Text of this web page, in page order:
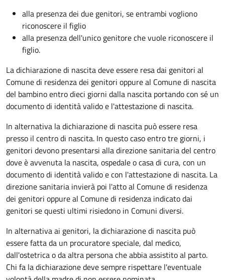
alla presenza dei due genitori, se entrambi vogliono
riconoscere il figlio
alla presenza dell'unico genitore che vuole riconoscere il
figlio.
La dichiarazione di nascita deve essere resa dai genitori al
Comune di residenza dei genitori oppure al Comune di nascita
del bambino entro dieci giorni dalla nascita portando con sé un
documento di identità valido e l'attestazione di nascita.
In alternativa la dichiarazione di nascita può essere resa
presso il centro di nascita. In questo caso entro tre giorni, i
genitori devono presentarsi alla direzione sanitaria del centro
dove è avvenuta la nascita, ospedale o casa di cura, con un
documento di identità valido e con l'attestazione di nascita. La
direzione sanitaria invierà poi l'atto al Comune di residenza
dei genitori oppure al Comune di residenza indicato dai
genitori se questi ultimi risiedono in Comuni diversi.
In alternativa ai genitori, la dichiarazione di nascita può
essere fatta da un procuratore speciale, dal medico,
dall'ostetrica o da altra persona che abbia assistito al parto.
Chi fa la dichiarazione deve sempre rispettare l'eventuale